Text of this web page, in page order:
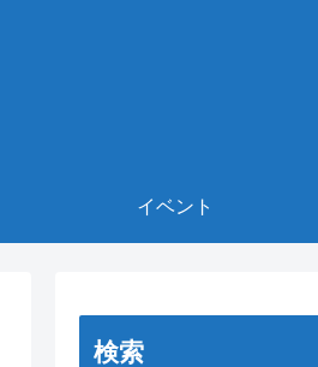
イベント
検索